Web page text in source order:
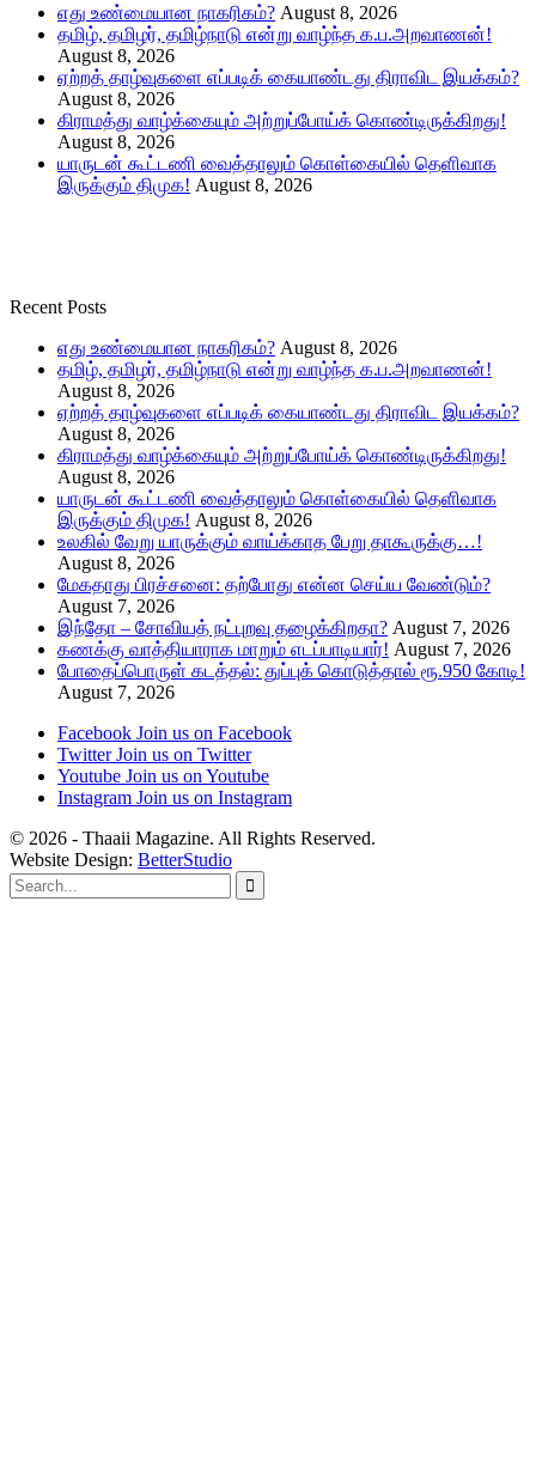
எது உண்மையான நாகரிகம்? August 8, 2026
தமிழ், தமிழர், தமிழ்நாடு என்று வாழ்ந்த க.ப.அறவாணன்!
August 8, 2026
ஏற்றத் தாழ்வுகளை எப்படிக் கையாண்டது திராவிட இயக்கம்?
August 8, 2026
கிராமத்து வாழ்க்கையும் அற்றுப்போய்க் கொண்டிருக்கிறது!
August 8, 2026
யாருடன் கூட்டணி வைத்தாலும் கொள்கையில் தெளிவாக
இருக்கும் திமுக! August 8, 2026
Recent Posts
எது உண்மையான நாகரிகம்? August 8, 2026
தமிழ், தமிழர், தமிழ்நாடு என்று வாழ்ந்த க.ப.அறவாணன்!
August 8, 2026
ஏற்றத் தாழ்வுகளை எப்படிக் கையாண்டது திராவிட இயக்கம்?
August 8, 2026
கிராமத்து வாழ்க்கையும் அற்றுப்போய்க் கொண்டிருக்கிறது!
August 8, 2026
யாருடன் கூட்டணி வைத்தாலும் கொள்கையில் தெளிவாக
இருக்கும் திமுக! August 8, 2026
உலகில் வேறு யாருக்கும் வாய்க்காத பேறு தாகூருக்கு…!
August 8, 2026
மேகதாது பிரச்சனை: தற்போது என்ன செய்ய வேண்டும்?
August 7, 2026
இந்தோ – சோவியத் நட்புறவு தழைக்கிறதா? August 7, 2026
கணக்கு வாத்தியாராக மாறும் எடப்பாடியார்! August 7, 2026
போதைப்பொருள் கடத்தல்: துப்புக் கொடுத்தால் ரூ.950 கோடி!
August 7, 2026
Facebook Join us on Facebook
Twitter Join us on Twitter
Youtube Join us on Youtube
Instagram Join us on Instagram
© 2026 - Thaaii Magazine. All Rights Reserved.
Website Design: BetterStudio